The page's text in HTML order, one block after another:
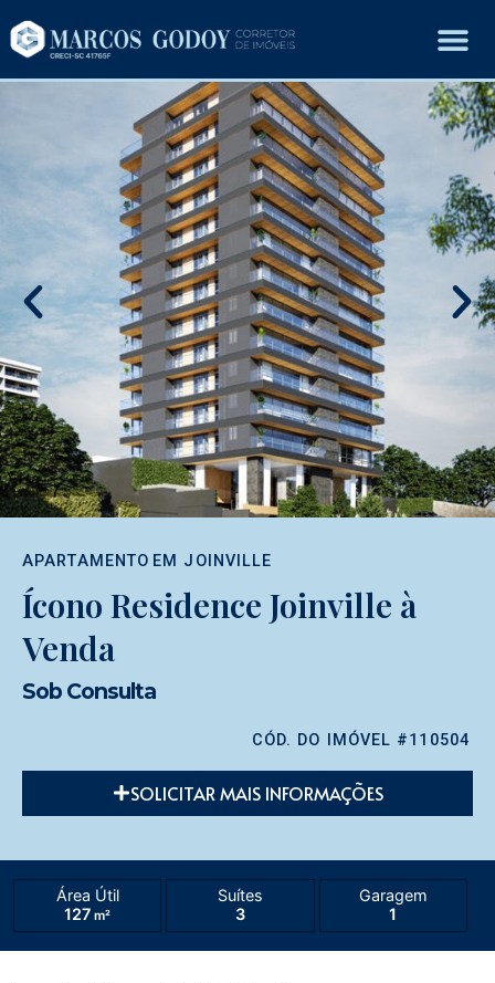
APARTAMENTO EM JOINVILLE
Ícono Residence Joinville à
Venda
Sob Consulta
CÓD. DO IMÓVEL #110504
SOLICITAR MAIS INFORMAÇÕES
Área Útil
127 m²
Suítes
3
Garagem
1